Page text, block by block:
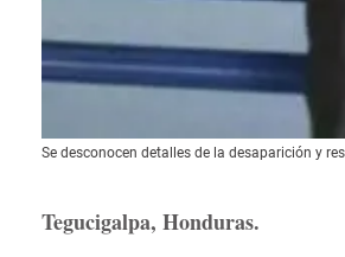
Se desconocen detalles de la desaparición y
Tegucigalpa, Honduras.